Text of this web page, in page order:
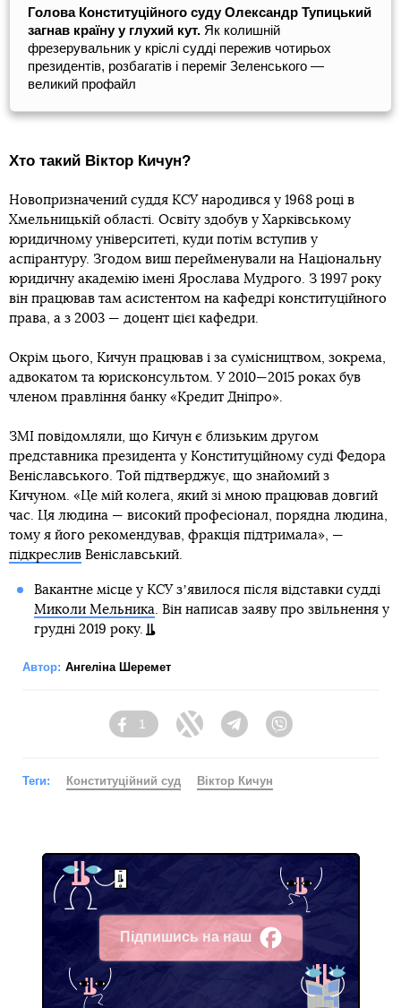
Голова Конституційного суду Олександр Тупицький
загнав країну у глухий кут. Як колишній
фрезерувальник у кріслі судді пережив чотирьох
президентів, розбагатів і переміг Зеленського —
великий профайл
Хто такий Віктор Кичун?
Новопризначений суддя КСУ народився у 1968 році в
Хмельницькій області. Освіту здобув у Харківському
юридичному університеті, куди потім вступив у
аспірантуру. Згодом виш перейменували на Національну
юридичну академію імені Ярослава Мудрого. З 1997 року
він працював там асистентом на кафедрі конституційного
права, а з 2003 — доцент цієї кафедри.
Окрім цього, Кичун працював і за сумісництвом, зокрема,
адвокатом та юрисконсультом. У 2010—2015 роках був
членом правління банку «Кредит Дніпро».
ЗМІ повідомляли, що Кичун є близьким другом
представника президента у Конституційному суді Федора
Веніславського. Той підтверджує, що знайомий з
Кичуном. «Це мій колега, який зі мною працював довгий
час. Ця людина — високий професіонал, порядна людина,
тому я його рекомендував, фракція підтримала», —
підкреслив Веніславський.
Вакантне місце у КСУ зʼявилося після відставки судді
Миколи Мельника . Він написав заяву про звільнення у
грудні 2019 року.
Автор: Ангеліна Шеремет
Facebook
1
Twitter TelegramViber
Теги: Конституційний суд Віктор Кичун
Підпишись на наш
Facebook